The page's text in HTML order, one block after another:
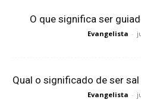
O que significa ser
Evangelista -
Qual o significado de ser
Evangelista -